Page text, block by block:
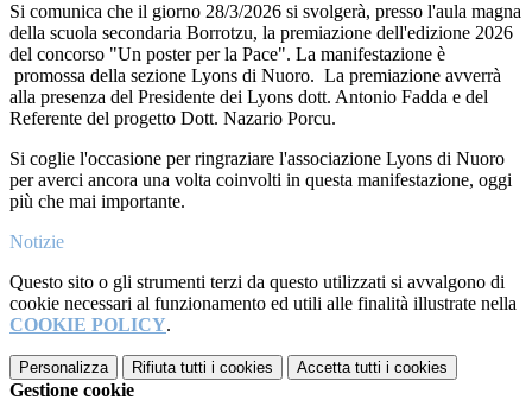
Si comunica che il giorno 28/3/2026 si svolgerà, presso l'aula magna
della scuola secondaria Borrotzu, la premiazione dell'edizione 2026
del concorso "Un poster per la Pace". La manifestazione è
promossa della sezione Lyons di Nuoro. La premiazione avverrà
alla presenza del Presidente dei Lyons dott. Antonio Fadda e del
Referente del progetto Dott. Nazario Porcu.
Si coglie l'occasione per ringraziare l'associazione Lyons di Nuoro
per averci ancora una volta coinvolti in questa manifestazione, oggi
più che mai importante.
Notizie
Questo sito o gli strumenti terzi da questo utilizzati si avvalgono di
cookie necessari al funzionamento ed utili alle finalità illustrate nella
COOKIE POLICY.
Personalizza Rifiuta tutti i cookies Accetta tutti i cookies
Gestione cookie